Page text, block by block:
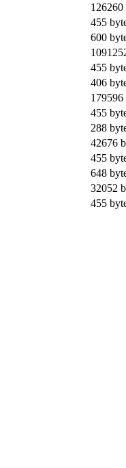
126260
455
600
455
406
179596
455
288
42676
455
648
32052
455